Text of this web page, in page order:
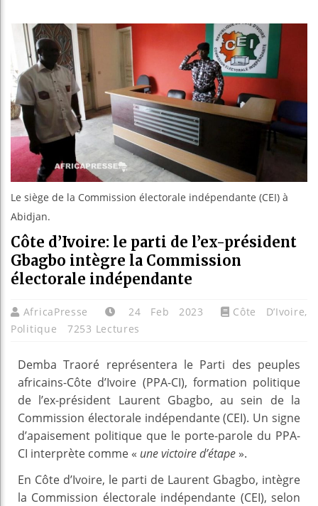
Côte
Tunisie
Le siège de la Commission électorale indépendante (CEI) à
Abidjan.
Côte d’Ivoire: le parti de l’ex-président
Gbagbo intègre la Commission
électorale indépendante
AfricaPresse 24 Feb 2023 Côte D’Ivoire,
Politique
7253 Lectures
Demba Traoré représentera le Parti des peuples
africains-Côte d’Ivoire (PPA-CI), formation politique
de l’ex-président Laurent Gbagbo, au sein de la
Commission électorale indépendante (CEI). Un signe
d’apaisement politique que le porte-parole du PPA-
CI interprète comme « une victoire d’étape ».
En Côte d’Ivoire, le parti de Laurent Gbagbo, intègre
la Commission électorale indépendante (CEI), selon